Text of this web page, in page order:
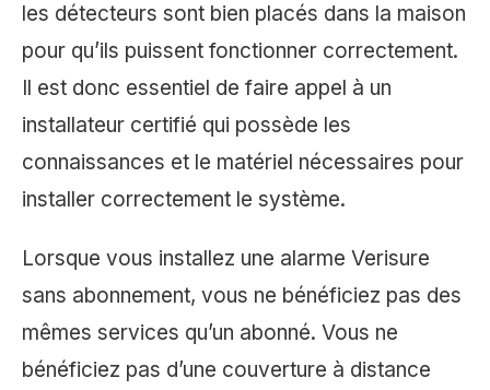
les détecteurs sont bien placés dans la maison
pour qu’ils puissent fonctionner correctement.
Il est donc essentiel de faire appel à un
installateur certifié qui possède les
connaissances et le matériel nécessaires pour
installer correctement le système.
Lorsque vous installez une alarme Verisure
sans abonnement, vous ne bénéficiez pas des
mêmes services qu’un abonné. Vous ne
bénéficiez pas d’une couverture à distance